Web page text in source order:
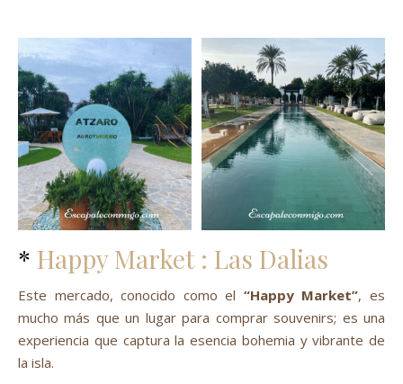
* Happy Market : Las Dalias
Este mercado, conocido como el “Happy Market”, es
mucho más que un lugar para comprar souvenirs; es una
experiencia que captura la esencia bohemia y vibrante de
la isla.